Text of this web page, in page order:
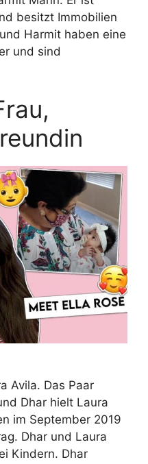
besitzt Immobilien
Harmit haben eine
und sind
Avila. Das Paar
Dhar hielt Laura
im September 2019
Dhar und Laura
Kindern. Dhar